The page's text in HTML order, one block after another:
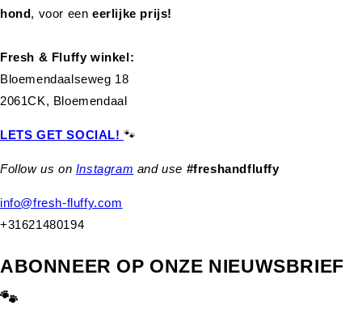
hond, voor eeneerlijke prijs!
Fresh & Fluffy winkel:
Bloemendaalseweg 18
2061CK, Bloemendaal
LETS GET SOCIAL!🐾
Follow us on Instagram and use #freshandfluffy
info@fresh-fluffy.com
+31621480194
ABONNEER OP ONZE NIEUWSBRIEF
🐾